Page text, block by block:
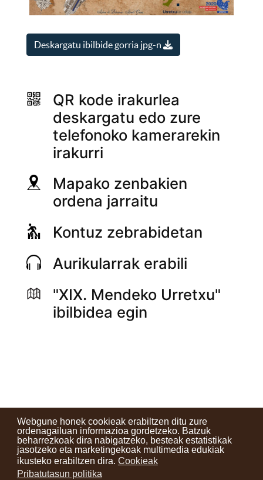
Webgune honek cookieak erabiltzen ditu zure
ordenagailuan informazioa gordetzeko. Batzuk
beharrezkoak dira nabigatzeko, besteak estatistikak
jasotzeko eta marketingekoak multimedia edukiak
ikusteko erabiltzen dira. Cookieak
Pribatutasun politika
Deskargatu ibilbide gorria jpg-n
QR kode irakurlea
deskargatu edo zure
telefonoko kamerarekin
irakurri
Mapako zenbakien
ordena jarraitu
Kontuz zebrabidetan
Aurikularrak erabili
"XIX. Mendeko Urretxu"
ibilbidea egin
Kontaktuak Erabilera baldintzak Lege oharra
Berriak
Zure iritzia